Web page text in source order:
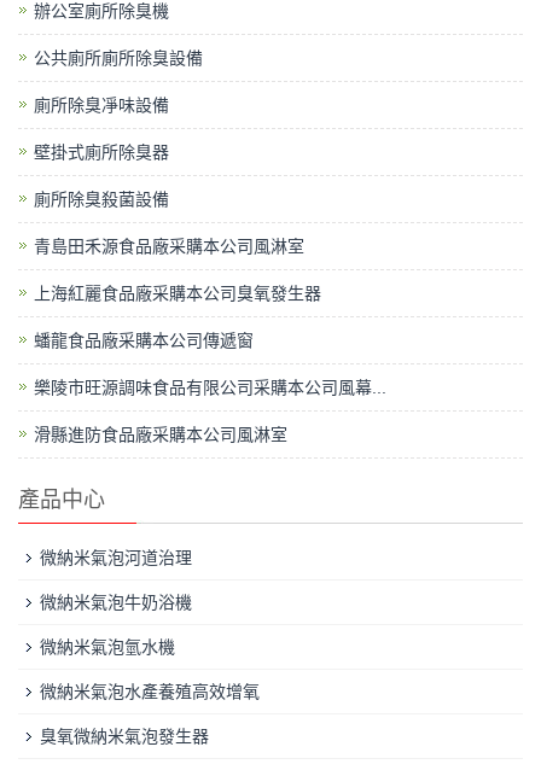
辦公室廁所除臭機
公共廁所廁所除臭設備
廁所除臭凈味設備
壁掛式廁所除臭器
廁所除臭殺菌設備
青島田禾源食品廠采購本公司風淋室
上海紅麗食品廠采購本公司臭氧發生器
蟠龍食品廠采購本公司傳遞窗
樂陵市旺源調味食品有限公司采購本公司風幕...
滑縣進防食品廠采購本公司風淋室
產品中心
微納米氣泡河道治理
微納米氣泡牛奶浴機
微納米氣泡氫水機
微納米氣泡水產養殖高效增氧
臭氧微納米氣泡發生器